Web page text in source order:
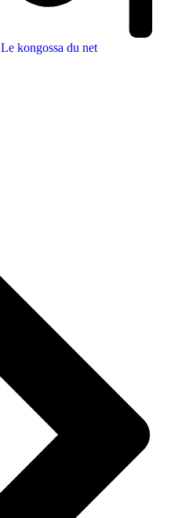
Le kongossa du net